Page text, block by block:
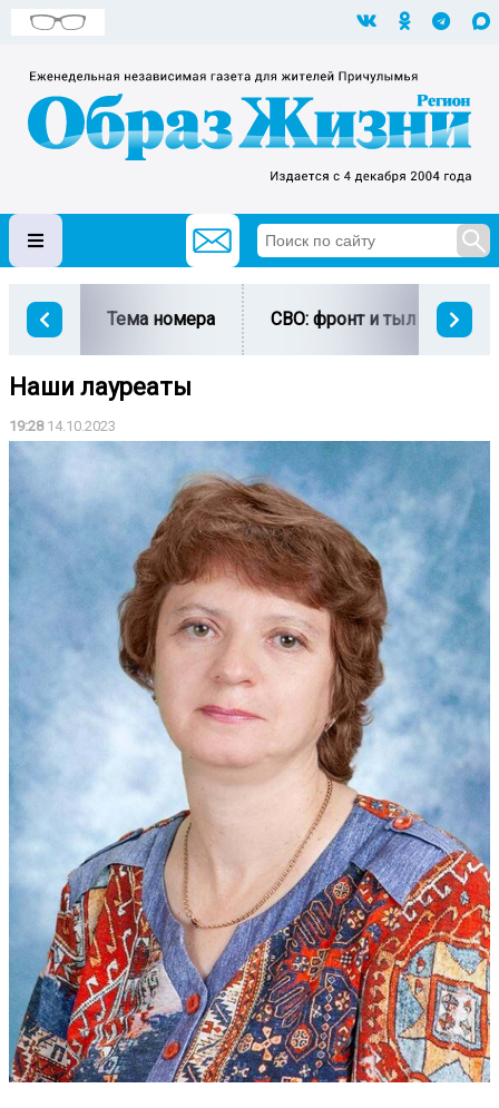
Тема номера СВО: фронт и тыл
Наши лауреаты
19:2814.10.2023